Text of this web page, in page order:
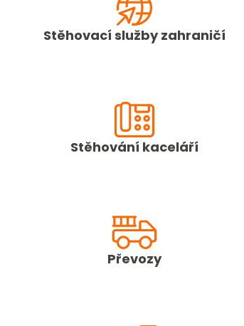
Stěhovací služby zahraničí
Stěhování kaceláří
Převozy